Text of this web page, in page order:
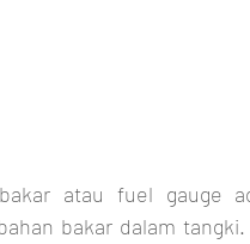
atau fuel gauge
bakar dalam